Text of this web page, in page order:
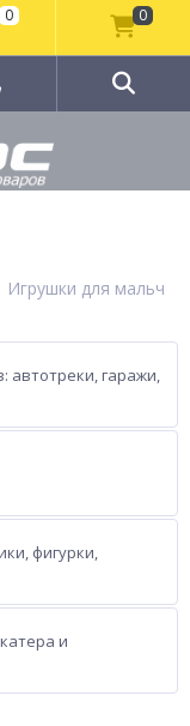
Игрушки для
автотреки, гаражи,
фигурки,
и
0 0